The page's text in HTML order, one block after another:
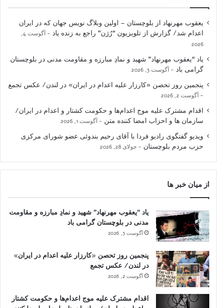
یعقوب مهرنهاد از بلوچستان – اولین وبلاگ نویس جهان که در ایران
اعدام شد/ گزارش از تلویزیون “رُژن” راجع به زنده یاد
آگوست 4,
2026
یاد “یعقوب مهرنهاد” شهید و نمادِ مبارزه و مقاومت مدنی در بلوچستان
گرامی باد
آگوست 3, 2026
پنجمین روز تحصن «کارزار علیه اعدام در ایران» در لندن/ عکس تجمع
آگوست 2, 2026
اقدام مشترک علیه موج اعدام‌ها و حکومت کشتار و اعدام در ایران/
سازمان ها و احزاب امضا کننده متن
آگوست 1, 2026
ویدیو گفتگوی رادیو فردا با آقای رحیم بندوئی عضو شورای مرکزی
حزب مردم بلوچستان
جولای 28, 2026
از میان خبر ها
یاد “یعقوب مهرنهاد” شهید و نمادِ مبارزه و مقاومت
مدنی در بلوچستان گرامی باد
آگوست 3, 2026
پنجمین روز تحصن «کارزار علیه اعدام در ایران»
در لندن/ عکس تجمع
آگوست 2, 2026
اقدام مشترک علیه موج اعدام‌ها و حکومت کشتار